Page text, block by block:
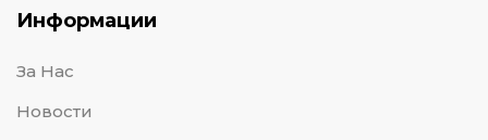
Информации
За Нас
Новости